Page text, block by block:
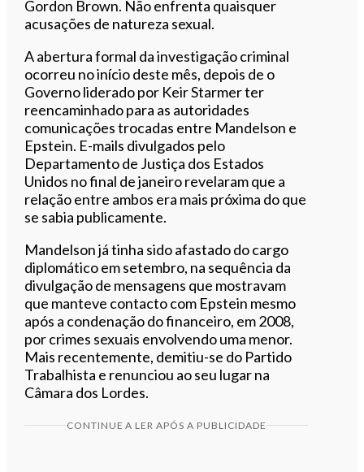
Gordon Brown. Não enfrenta quaisquer
acusações de natureza sexual.
A abertura formal da investigação criminal
ocorreu no início deste mês, depois de o
Governo liderado por Keir Starmer ter
reencaminhado para as autoridades
comunicações trocadas entre Mandelson e
Epstein. E-mails divulgados pelo
Departamento de Justiça dos Estados
Unidos no final de janeiro revelaram que a
relação entre ambos era mais próxima do que
se sabia publicamente.
Mandelson já tinha sido afastado do cargo
diplomático em setembro, na sequência da
divulgação de mensagens que mostravam
que manteve contacto com Epstein mesmo
após a condenação do financeiro, em 2008,
por crimes sexuais envolvendo uma menor.
Mais recentemente, demitiu-se do Partido
Trabalhista e renunciou ao seu lugar na
Câmara dos Lordes.
CONTINUE A LER APÓS A PUBLICIDADE